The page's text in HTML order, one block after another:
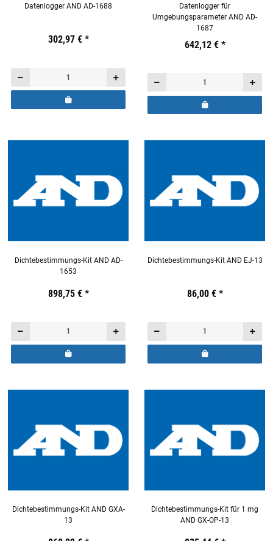
Datenlogger AND AD-1688
19,44 €inkl. 19% USt.
302,97 € *
Datenlogger für
Umgebungsparameter AND AD-
1687
19,44 €inkl. 19% USt.
642,12 € *
Dichtebestimmungs-Kit AND AD-
1653
19,44 €inkl. 19% USt.
898,75 € *
Dichtebestimmungs-Kit AND EJ-13
19,44 €inkl. 19% USt.
86,00 € *
Dichtebestimmungs-Kit AND GXA-
13
Dichtebestimmungs-Kit für 1 mg
AND GX-OP-13